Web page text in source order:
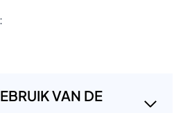
VAN DE